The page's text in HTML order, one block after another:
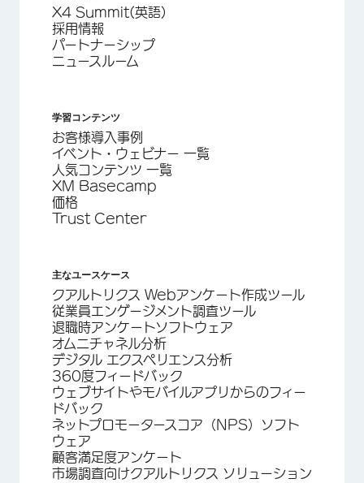
X4 Summit(英語)
採用情報
パートナーシップ
ニュースルーム
学習コンテンツ
お客様導入事例
イベント・ウェビナー 一覧
人気コンテンツ 一覧
XM Basecamp
価格
Trust Center
主なユースケース
クアルトリクス Webアンケート作成ツール
従業員エンゲージメント調査ツール
退職時アンケートソフトウェア
オムニチャネル分析
デジタル エクスペリエンス分析
360度フィードバック
ウェブサイトやモバイルアプリからのフィー
ドバック
ネットプロモータースコア（NPS）ソフト
ウェア
顧客満足度アンケート
市場調査向けクアルトリクス ソリューション